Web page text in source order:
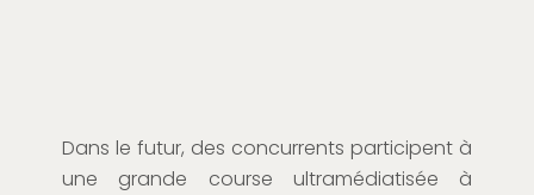
Dans le futur, des concurrents participent à
une grande course ultramédiatisée à